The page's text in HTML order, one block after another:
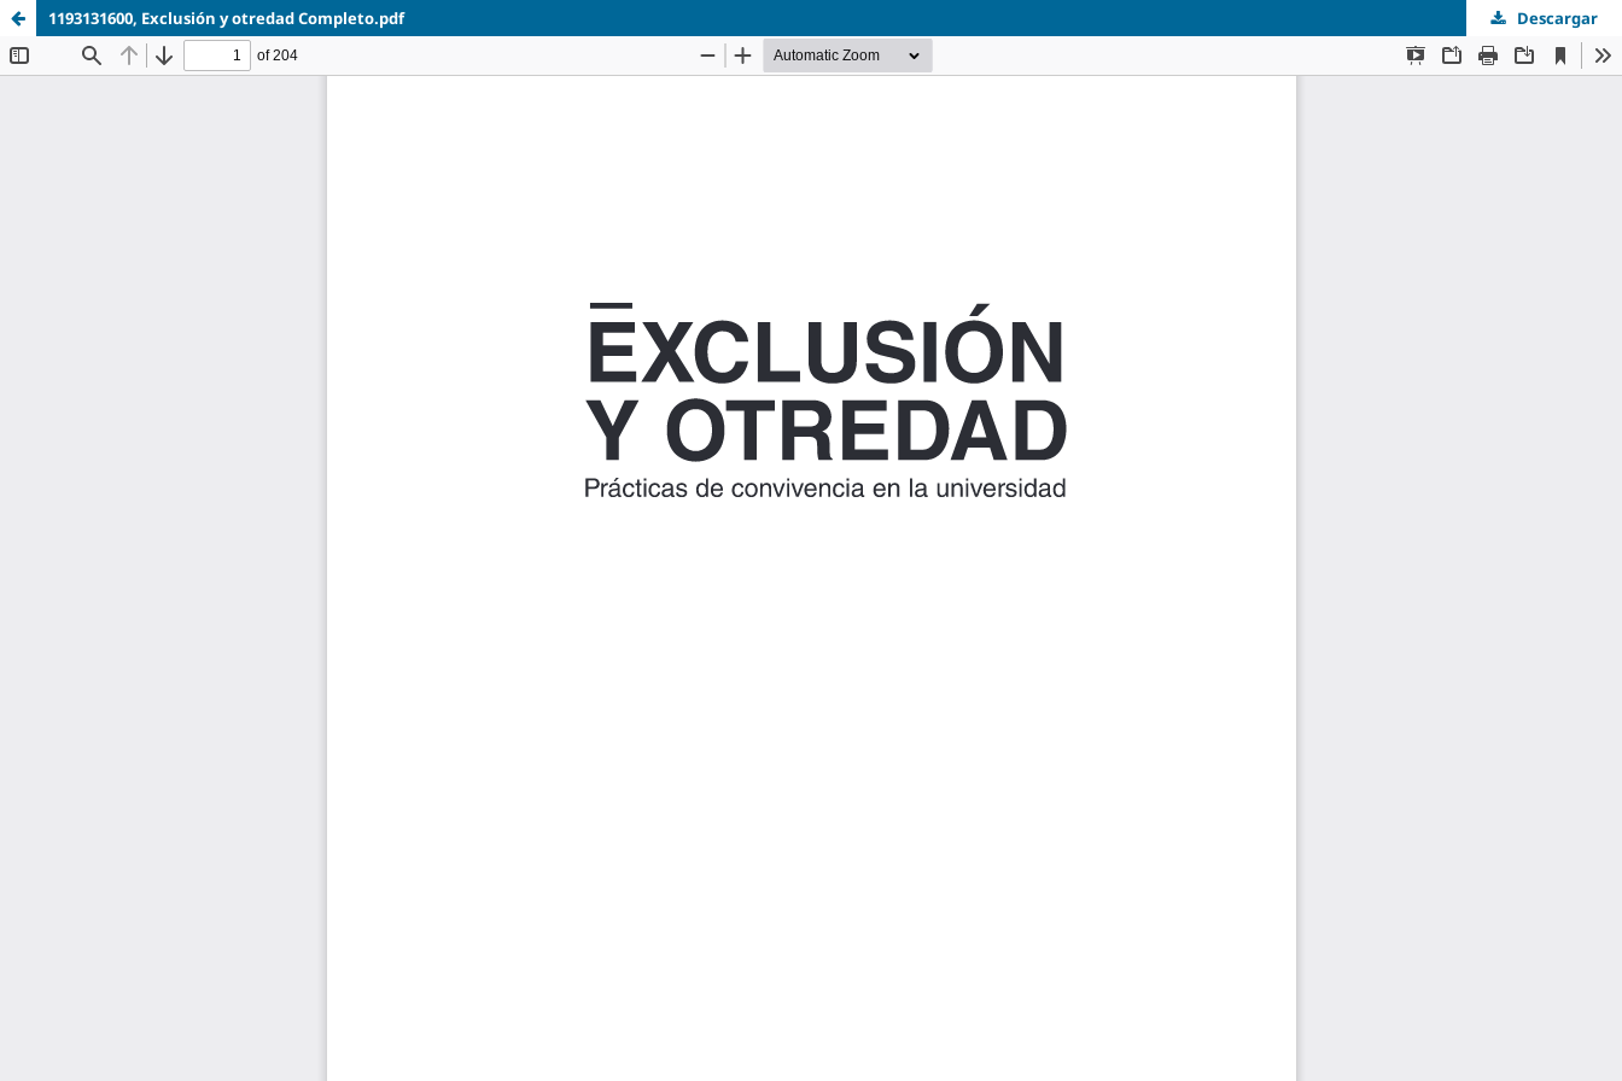
1193131600, Exclusión y otredad Completo.pdf Descargar